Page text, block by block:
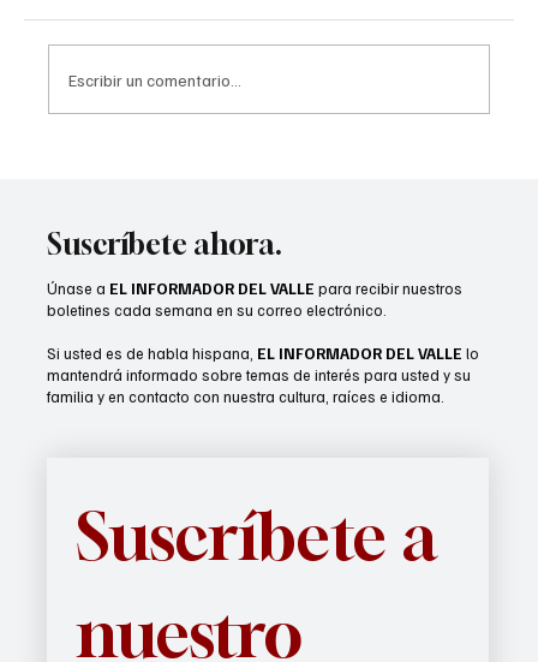
Escribir un comentario...
Suscríbete ahora.
Únase a EL INFORMADOR DEL VALLE para recibir nuestros
boletines cada semana en su correo electrónico.
Si usted es de habla hispana, EL INFORMADOR DEL VALLE lo
mantendrá informado sobre temas de interés para usted y su
familia y en contacto con nuestra cultura, raíces e idioma.
Suscríbete a
nuestro